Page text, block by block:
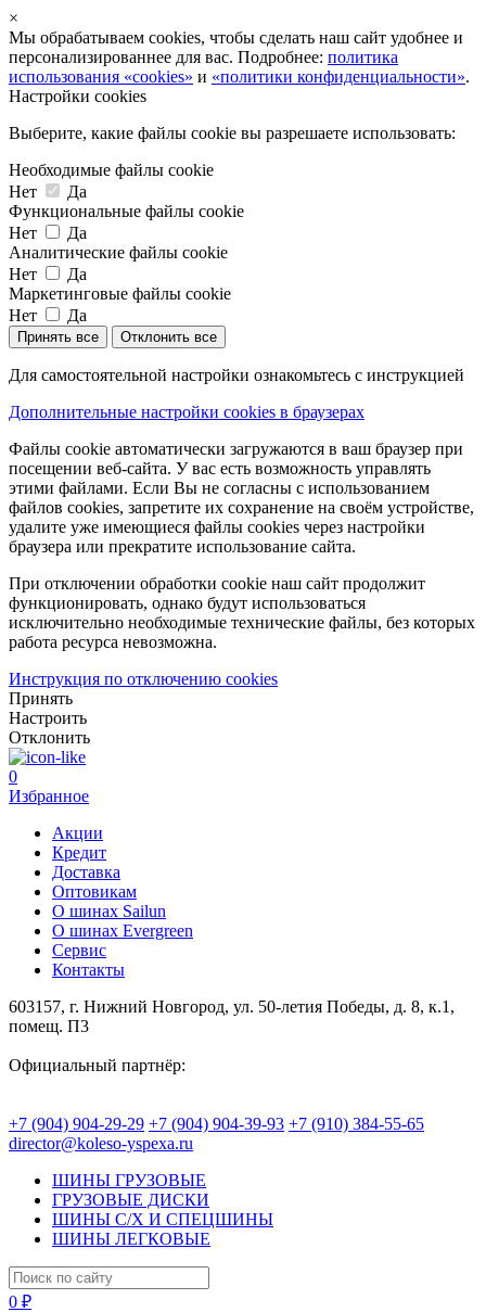
×
Мы обрабатываем cookies, чтобы сделать наш сайт удобнее и
персонализированнее для вас. Подробнее: политика
использования «cookies» и «политики конфиденциальности».
Настройки cookies
Выберите, какие файлы cookie вы разрешаете использовать:
Необходимые файлы cookie
Нет
Да
Функциональные файлы cookie
Нет
Да
Аналитические файлы cookie
Нет
Да
Маркетинговые файлы cookie
Нет
Да
Принять все Отклонить все
Для самостоятельной настройки ознакомьтесь с инструкцией
Дополнительные настройки cookies в браузерах
Файлы cookie автоматически загружаются в ваш браузер при
посещении веб-сайта. У вас есть возможность управлять
этими файлами. Если Вы не согласны с использованием
файлов cookies, запретите их сохранение на своём устройстве,
удалите уже имеющиеся файлы cookies через настройки
браузера или прекратите использование сайта.
При отключении обработки cookie наш сайт продолжит
функционировать, однако будут использоваться
исключительно необходимые технические файлы, без которых
работа ресурса невозможна.
Инструкция по отключению cookies
Принять
Настроить
Отклонить
0
Избранное
Акции
Кредит
Доставка
Оптовикам
О шинах Sailun
О шинах Evergreen
Сервис
Контакты
603157, г. Нижний Новгород, ул. 50-летия Победы, д. 8, к.1,
помещ. П3
Официальный партнёр:
+7 (904) 904-29-29 +7 (904) 904-39-93 +7 (910) 384-55-65
director@koleso-yspexa.ru
ШИНЫ ГРУЗОВЫЕ
ГРУЗОВЫЕ ДИСКИ
ШИНЫ С/Х И СПЕЦШИНЫ
ШИНЫ ЛЕГКОВЫЕ
0 ₽